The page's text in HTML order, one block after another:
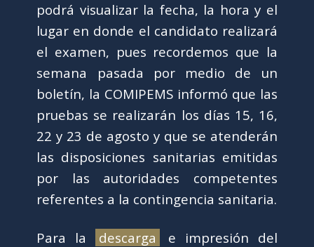
podrá visualizar la fecha, la hora y el
lugar en donde el candidato realizará
el examen, pues recordemos que la
semana pasada por medio de un
boletín, la COMIPEMS informó que las
pruebas se realizarán los días 15, 16,
22 y 23 de agosto y que se atenderán
las disposiciones sanitarias emitidas
por las autoridades competentes
referentes a la contingencia sanitaria.
Para la descarga
e impresión del